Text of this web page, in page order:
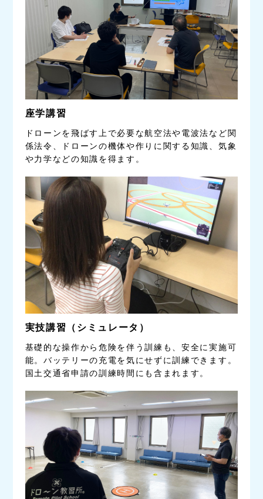
座学講習
ドローンを飛ばす上で必要な航空法や電波法など関
係法令、ドローンの機体や作りに関する知識、気象
や力学などの知識を得ます。
実技講習（シミュレータ）
基礎的な操作から危険を伴う訓練も、安全に実施可
能。バッテリーの充電を気にせずに訓練できます。
国土交通省申請の訓練時間にも含まれます。